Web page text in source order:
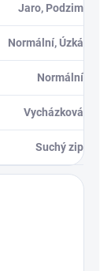
Jaro, Podzim
Normální, Úzká
Normální
Vycházková
Suchý zip